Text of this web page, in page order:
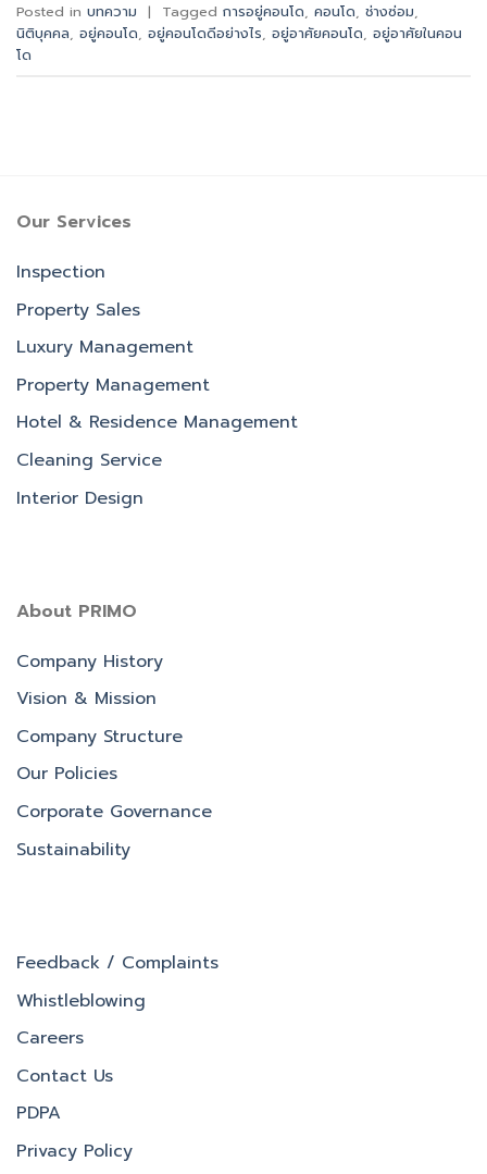
Posted in บทความ | Tagged การอยู่คอนโด, คอนโด, ช่างซ่อม,
นิติบุคคล, อยู่คอนโด, อยู่คอนโดดีอย่างไร, อยู่อาศัยคอนโด, อยู่อาศัยในคอน
โด
Our Services
Inspection
Property Sales
Luxury Management
Property Management
Hotel & Residence Management
Cleaning Service
Interior Design
About PRIMO
Company History
Vision & Mission
Company Structure
Our Policies
Corporate Governance
Sustainability
Feedback / Complaints
Whistleblowing
Careers
Contact Us
PDPA
Privacy Policy